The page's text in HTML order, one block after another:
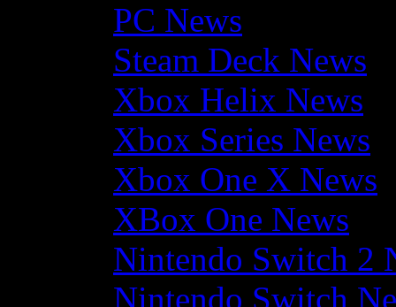
PC News
Steam Deck News
Xbox Helix News
Xbox Series News
Xbox One X News
XBox One News
Nintendo Switch 2
Nintendo Switch